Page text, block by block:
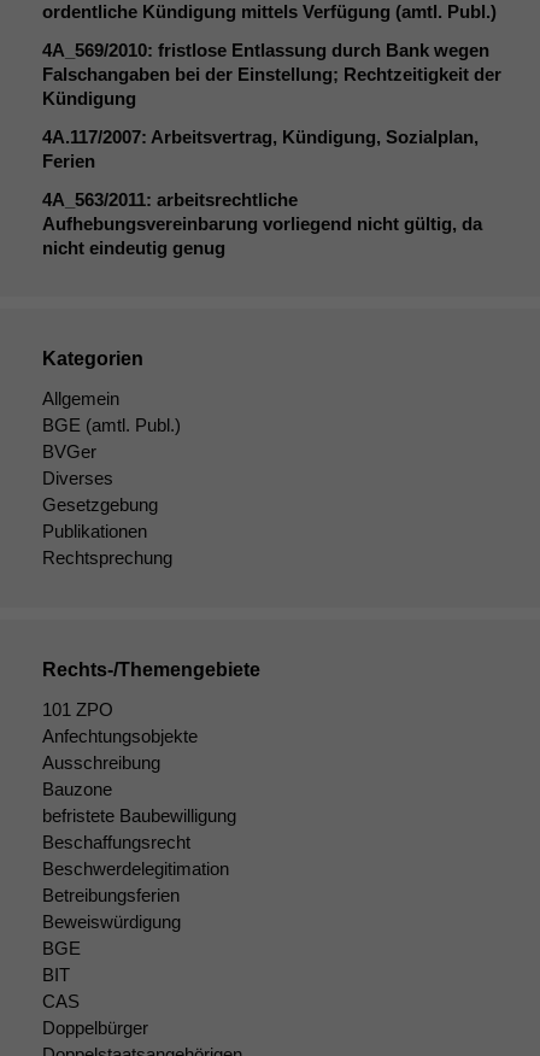
ordentliche Kündigung mittels Verfügung (amtl. Publ.)
4A_569/2010: fristlose Entlassung durch Bank wegen
Falschangaben bei der Einstellung; Rechtzeitigkeit der
Kündigung
4A.117/2007: Arbeitsvertrag, Kündigung, Sozialplan,
Ferien
4A_563/2011: arbeitsrechtliche
Aufhebungsvereinbarung vorliegend nicht gültig, da
nicht eindeutig genug
Kategorien
Allgemein
BGE (amtl. Publ.)
BVGer
Diverses
Gesetzgebung
Publikationen
Rechtsprechung
Rechts-/Themengebiete
101 ZPO
Anfechtungsobjekte
Ausschreibung
Bauzone
befristete Baubewilligung
Beschaffungsrecht
Beschwerdelegitimation
Betreibungsferien
Beweiswürdigung
BGE
BIT
CAS
Doppelbürger